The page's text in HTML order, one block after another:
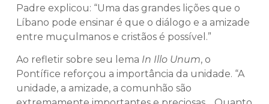
Padre explicou: “Uma das grandes lições que o
Líbano pode ensinar é que o diálogo e a amizade
entre muçulmanos e cristãos é possível.”
Ao refletir sobre seu lema In Illo Unum, o
Pontífice reforçou a importância da unidade. “A
unidade, a amizade, a comunhão são